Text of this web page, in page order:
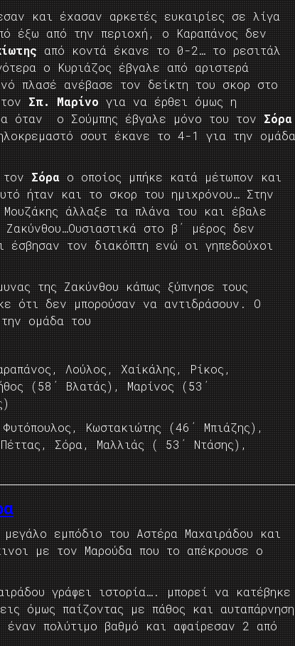
και έχασαν αρκετές ευκαιρίες σε λίγα
έξω από την περιοχή, ο Καραπάνος δεν
από κοντά έκανε το 0-2… το ρεσιτάλ
ο Κυριάζος έβγαλε από αριστερά
πλασέ ανέβασε τον δείκτη του σκορ στο
Σπ. Μαρίνο για να έρθει όμως η
όταν ο Σούμπης έβγαλε μόνο του τον Σόρα
σουτ έκανε το 4-1 για την ομάδα
Σόρα ο οποίος μπήκε κατά μέτωπον και
ήταν και το σκορ του ημιχρόνου… Στην
άλλαξε τα πλάνα του και έβαλε
στο β΄ μέρος δεν
έσβησαν τον διακόπτη ενώ οι γηπεδούχοι
της Ζακύνθου κάπως ξύπνησε τους
ότι δεν μπορούσαν να αντιδράσουν. Ο
ομάδα του
Λούλος, Χαίκάλης, Ρίκος,
(58΄ Βλατάς), Μαρίνος (53΄
Κωστακιώτης (46΄ Μπιάζης),
Σόρα, Μαλλιάς ( 53΄ Ντάσης),
εμπόδιο του Αστέρα Μαχαιράδου και
με τον Μαρούδα που το απέκρουσε ο
γράφει ιστορία…. μπορεί να κατέβηκε
όμως παίζοντας με πάθος και αυταπάρνηση
έναν πολύτιμο βαθμό και αφαίρεσαν 2 από